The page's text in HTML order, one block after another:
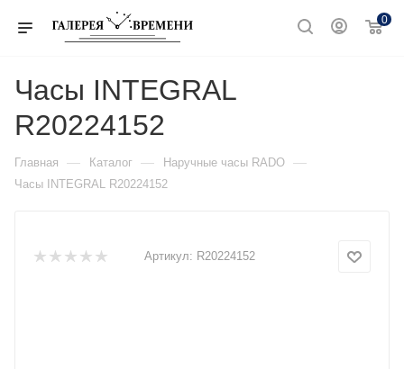
0
Часы INTEGRAL
R20224152
Главная — Каталог — Наручные часы RADO —
Часы INTEGRAL R20224152
Артикул: R20224152